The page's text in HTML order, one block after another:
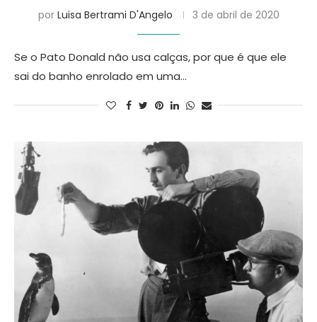
por Luisa Bertrami D'Angelo 3 de abril de 2020
Se o Pato Donald não usa calças, por que é que ele
sai do banho enrolado em uma…